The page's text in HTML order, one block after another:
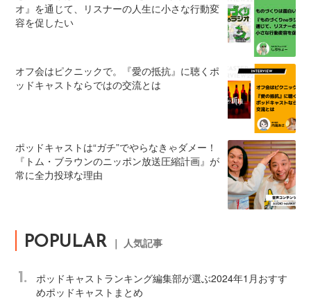
オ』を通じて、リスナーの人生に小さな行動変
容を促したい
オフ会はピクニックで。『愛の抵抗』に聴くポ
ッドキャストならではの交流とは
ポッドキャストは“ガチ”でやらなきゃダメー！
『トム・ブラウンのニッポン放送圧縮計画』が
常に全力投球な理由
POPULAR ｜ 人気記事
1.
ポッドキャストランキング編集部が選ぶ2024年1月おすす
めポッドキャストまとめ